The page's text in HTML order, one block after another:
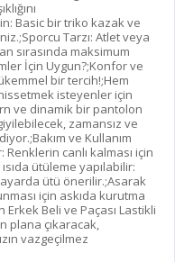
Basic bir triko kazak ve
Tarzı: Atlet veya
sırasında maksimum
İçin Uygun?;Konfor ve
bir tercih!;Hem
isteyenler için
ve dinamik bir pantolon
zamansız ve
ve Kullanım
canlı kalması için
ütüleme yapılabilir:
ayarda ütü önerilir.;Asarak
için askıda kurutma
Beli ve Paçası Lastikli
plana çıkaracak,
vazgeçilmez